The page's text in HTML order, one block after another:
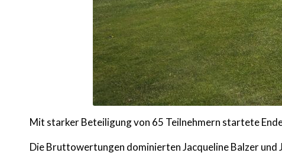
Mit starker Beteiligung von 65 Teilnehmern startete
Die Bruttowertungen dominierten Jacqueline Balzer